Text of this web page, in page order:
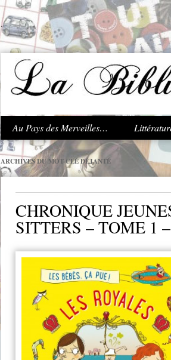
.
Au Pays des Merveilles…
ARCHIVES DU MOT-CLÉDÉJANTÉ
CHRONIQUE
SITTERS – TOME 1